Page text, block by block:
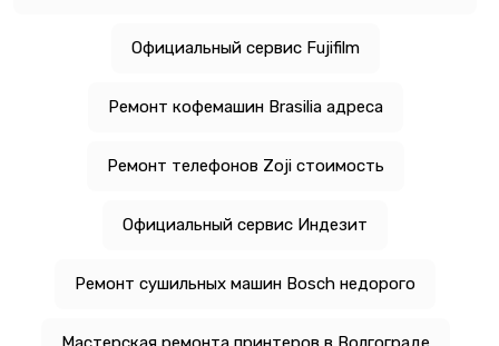
Официальный сервис Fujifilm
Ремонт кофемашин Brasilia адреса
Ремонт телефонов Zoji стоимость
Официальный сервис Индезит
Ремонт сушильных машин Bosch недорого